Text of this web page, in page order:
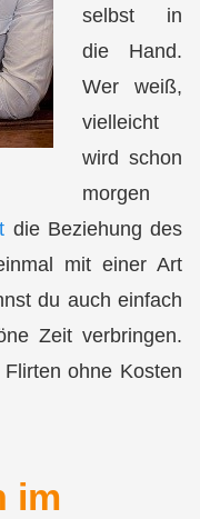
selbst in
die Hand.
Wer weiß,
vielleicht
wird schon
morgen
die Beziehung des
mit einer Art
du auch einfach
Zeit verbringen.
Flirten ohne Kosten
im